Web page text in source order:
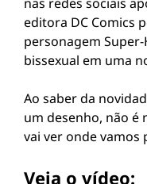
editora DC Comics
personagem
bissexual em uma
Ao saber da
um desenho, não é
vai ver onde vamos
Veja o vídeo: